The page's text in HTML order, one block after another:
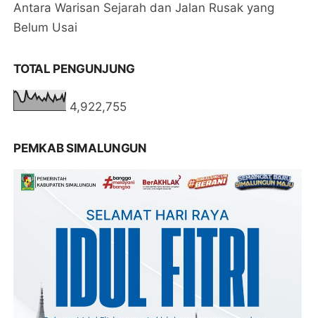
Antara Warisan Sejarah dan Jalan Rusak yang
Belum Usai
TOTAL PENGUNJUNG
4,922,755
PEMKAB SIMALUNGUN